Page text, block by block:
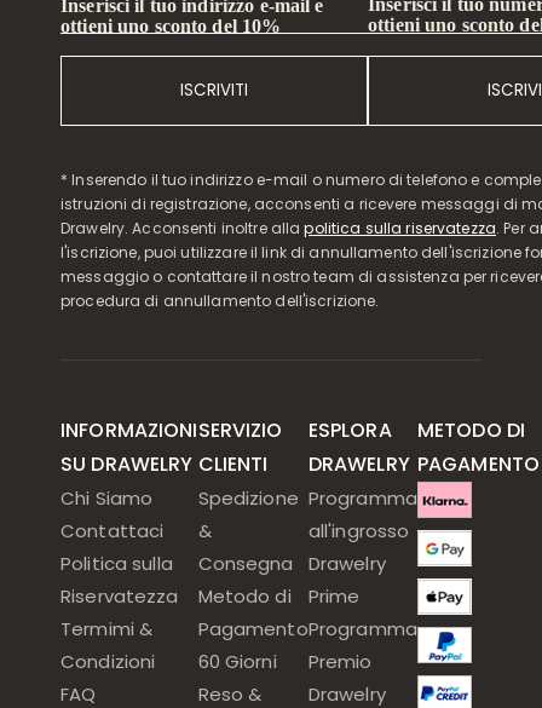
Inserisci il tuo indirizzo e-mail e
ottieni uno sconto del 10%
ISCRIVITI
Inserisci il tuo
ottieni uno sconto
* Inserendo il tuo indirizzo e-mail o numero di telefono e
istruzioni di registrazione, acconsenti a ricevere messaggi di
Drawelry. Acconsenti inoltre allapolitica sulla riservatezza. Per
l'iscrizione, puoi utilizzare il link di annullamento dell'iscrizione
messaggio o contattare il nostro team di assistenza per
procedura di annullamento dell'iscrizione.
INFORMAZIONI
SU DRAWELRY
Chi Siamo
Contattaci
Politica sulla
Riservatezza
Termimi &
Condizioni
FAQ
SERVIZIO
CLIENTI
Spedizione
&
Consegna
Metodo di
Pagamento
60 Giorni
Reso &
ESPLORA
DRAWELRY
Programma
all'ingrosso
Drawelry
Prime
Programma
Premio
Drawelry
METODO DI
PAGAMENTO